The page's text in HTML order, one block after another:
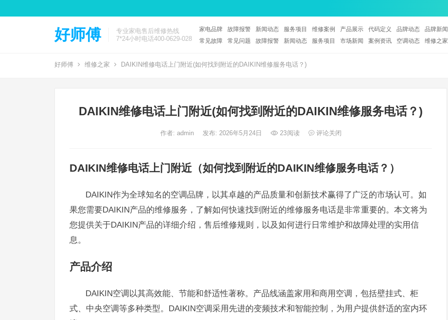
好师傅
专业家电售后维修热线
7*24小时电话400-0629-028
家电品牌 故障报警 新闻动态 服务项目 维修案例 产品展示 代码定义 品牌动态 品牌新闻
常见故障
常见问题 故障报警 新闻动态 服务项目 市场新闻 案例资讯 空调动态 维修之家
好师傅 维修之家 DAIKIN维修电话上门附近(如何找到附近的DAIKIN维修服务电话？)
DAIKIN维修电话上门附近(如何找到附近的DAIKIN维修服务电话？)
作者: admin 发布: 2026年5月24日 23阅读 评论关闭
DAIKIN维修电话上门附近（如何找到附近的DAIKIN维修服务电话？）
DAIKIN作为全球知名的空调品牌，以其卓越的产品质量和创新技术赢得了广泛的市场认可。如
果您需要DAIKIN产品的维修服务，了解如何快速找到附近的维修服务电话是非常重要的。本文将为
您提供关于DAIKIN产品的详细介绍，售后维修规则，以及如何进行日常维护和故障处理的实用信
息。
产品介绍
DAIKIN空调以其高效能、节能和舒适性著称。产品线涵盖家用和商用空调，包括壁挂式、柜
式、中央空调等多种类型。DAIKIN空调采用先进的变频技术和智能控制，为用户提供舒适的室内环